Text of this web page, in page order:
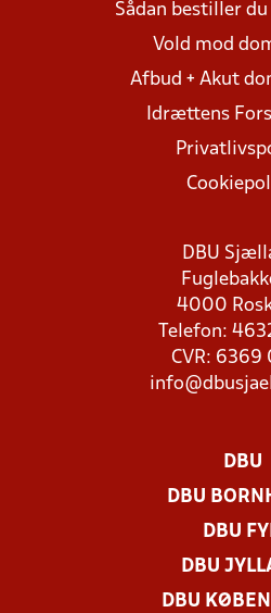
Sådan bestiller
Vold mod
Afbud + Akut
Idrættens
DBU
4000
Telefon:
CVR: 6369
DBU
DBU
DBU
DBU
DBU